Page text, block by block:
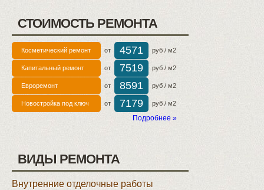
СТОИМОСТЬ РЕМОНТА
Косметический ремонт от 4571 руб / м2
Капитальный ремонт от 7519 руб / м2
Евроремонт от 8591 руб / м2
Новостройка под ключ от 7179 руб / м2
Подробнее »
ВИДЫ РЕМОНТА
Внутренние отделочные работы